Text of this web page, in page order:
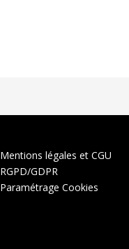
Mentions légales et CGU
RGPD/GDPR
Paramétrage Cookies